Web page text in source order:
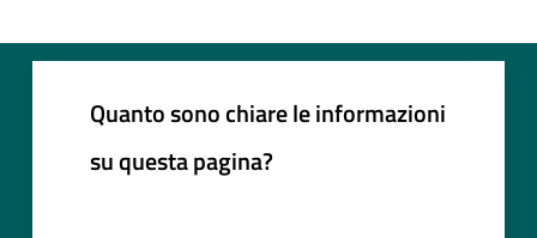
Quanto sono chiare le informazioni
su questa pagina?